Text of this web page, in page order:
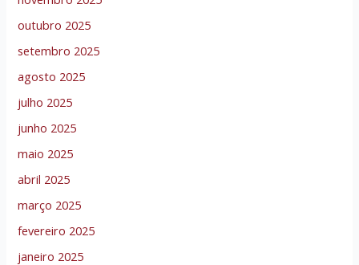
outubro 2025
setembro 2025
agosto 2025
julho 2025
junho 2025
maio 2025
abril 2025
março 2025
fevereiro 2025
janeiro 2025